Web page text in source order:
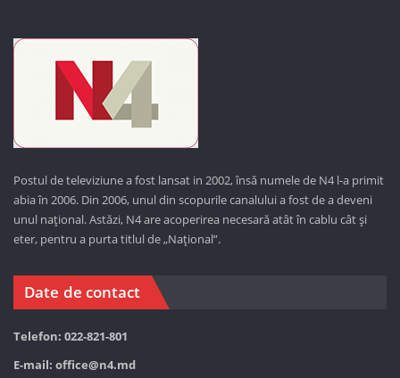
Postul de televiziune a fost lansat in 2002, însă numele de N4 l-a primit
abia în 2006. Din 2006, unul din scopurile canalului a fost de a deveni
unul național. Astăzi, N4 are acoperirea necesară atât în cablu cât și
eter, pentru a purta titlul de „Național”.
Date de contact
Telefon: 022-821-801
E-mail: office@n4.md